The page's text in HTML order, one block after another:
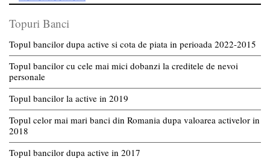
Topuri Banci
Topul bancilor dupa active si cota de piata in perioada 2022-2015
Topul bancilor cu cele mai mici dobanzi la creditele de nevoi
personale
Topul bancilor la active in 2019
Topul celor mai mari banci din Romania dupa valoarea activelor in
2018
Topul bancilor dupa active in 2017